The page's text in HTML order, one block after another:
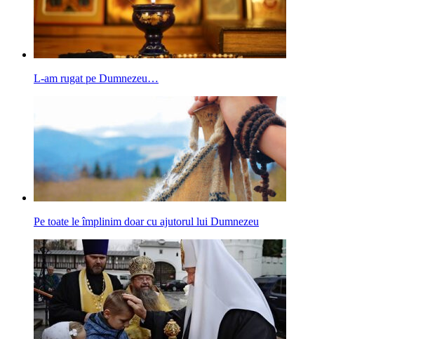
L-am rugat pe Dumnezeu…
Pe toate le împlinim doar cu ajutorul lui Dumnezeu